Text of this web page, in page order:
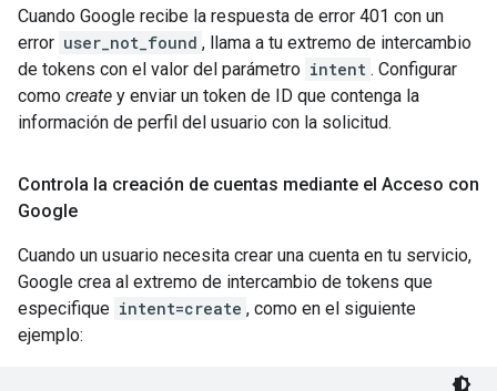
Cuando Google recibe la respuesta de error 401 con un
error user_not_found , llama a tu extremo de intercambio
de tokens con el valor del parámetro intent . Configurar
como create y enviar un token de ID que contenga la
información de perfil del usuario con la solicitud.
Controla la creación de cuentas mediante el Acceso con
Google
Cuando un usuario necesita crear una cuenta en tu servicio,
Google crea al extremo de intercambio de tokens que
especifique intent=create , como en el siguiente
ejemplo: